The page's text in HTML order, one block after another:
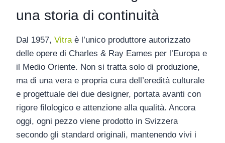
una storia di continuità
Dal 1957, Vitraè l’unico produttore autorizzato
delle opere di Charles & Ray Eames per l’Europa e
il Medio Oriente. Non si tratta solo di produzione,
ma di una vera e propria cura dell’eredità culturale
e progettuale dei due designer, portata avanti con
rigore filologico e attenzione alla qualità. Ancora
oggi, ogni pezzo viene prodotto in Svizzera
secondo gli standard originali, mantenendo vivi i